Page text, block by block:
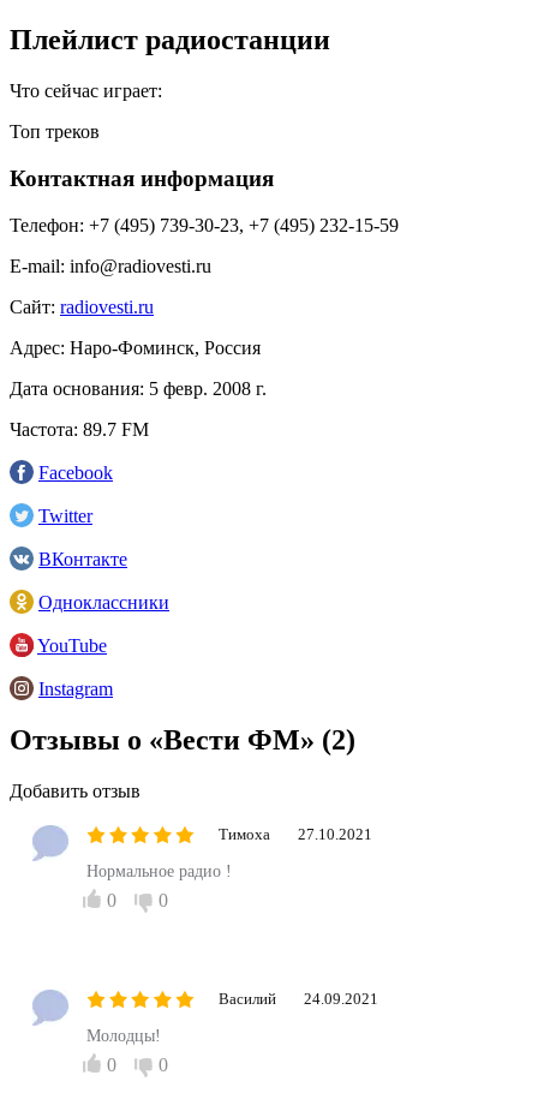
Плейлист радиостанции
Что сейчас играет:
Топ треков
Контактная информация
Телефон: +7 (495) 739-30-23, +7 (495) 232-15-59
E-mail: info@radiovesti.ru
Сайт: radiovesti.ru
Адрес: Наро-Фоминск, Россия
Дата основания: 5 февр. 2008 г.
Частота: 89.7 FM
Facebook
Twitter
ВКонтакте
Одноклассники
YouTube
Instagram
Отзывы о «Вести ФМ» (2)
Добавить отзыв
Тимоха 27.10.2021
Нормальное радио !
0 0
Василий 24.09.2021
Молодцы!
0 0